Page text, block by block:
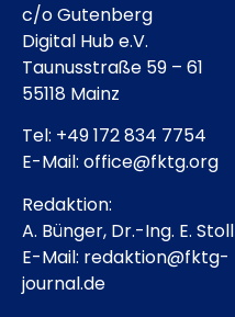
c/o Gutenberg
Digital Hub e.V.
Taunusstraße 59 – 61
55118 Mainz
Tel: +49 172 834 7754
E-Mail: office@fktg.org
Redaktion:
A. Bünger, Dr.-Ing. E. Stoll
E-Mail: redaktion@fktg-
journal.de